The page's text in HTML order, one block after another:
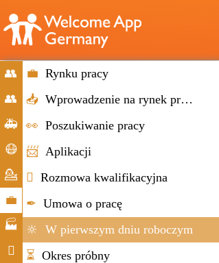
👥
Wypuszczenie
👥
Migracja
imigracja
🚑
Nagłe
wypadki
😷
Pomoc
w
koronie
💁
Doradztwo
💼
Rynku
pracy
🏭
Firmy

💼 Rynku pracy
📥
Wprowadzenie na rynek pracy
👀 Poszukiwanie pracy
📨 Aplikacji
 Rozmowa kwalifikacyjna
✒ Umowa o pracę
🔆
W pierwszym dniu roboczym
⏳ Okres próbny